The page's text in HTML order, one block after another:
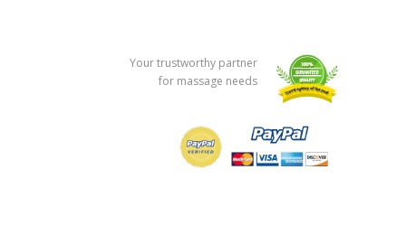
Your trustworthy partner
for massage needs